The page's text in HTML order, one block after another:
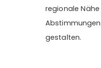
regionale
gestalten.